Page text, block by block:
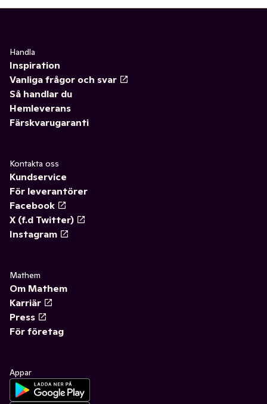
Handla
Inspiration
Vanliga frågor och svar
Så handlar du
Hemleverans
Färskvarugaranti
Kontakta oss
Kundservice
För leverantörer
Facebook
X (f.d Twitter)
Instagram
Mathem
Om Mathem
Karriär
Press
För företag
Appar